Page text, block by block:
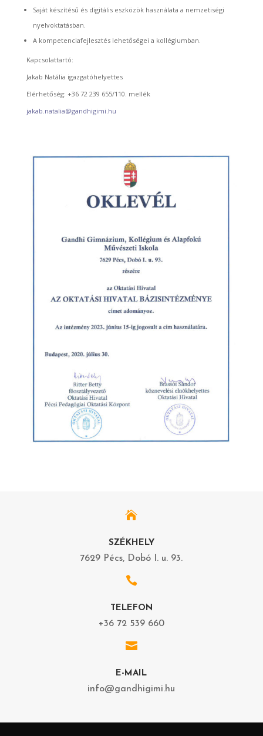
Saját készítésű és digitális eszközök használata a nemzetiségi
nyelvoktatásban.
A kompetenciafejlesztés lehetőségei a kollégiumban.
Kapcsolattartó:
Jakab Natália igazgatóhelyettes
Elérhetőség: +36 72 239 655/110. mellék
jakab.natalia@gandhigimi.hu

SZÉKHELY
7629 Pécs, Dobó I. u. 93.

TELEFON
+36 72 539 660

E-MAIL
info@gandhigimi.hu